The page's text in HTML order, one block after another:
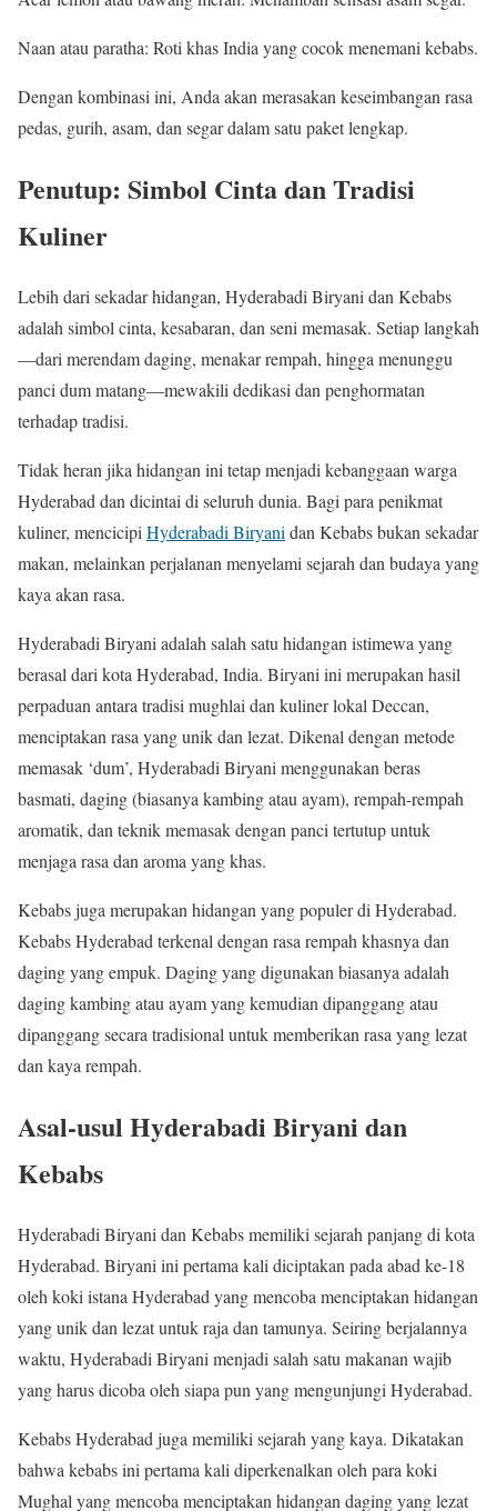
Naan atau paratha: Roti khas India yang cocok menemani kebabs.
Dengan kombinasi ini, Anda akan merasakan keseimbangan rasa
pedas, gurih, asam, dan segar dalam satu paket lengkap.
Penutup: Simbol Cinta dan Tradisi
Kuliner
Lebih dari sekadar hidangan, Hyderabadi Biryani dan Kebabs
adalah simbol cinta, kesabaran, dan seni memasak. Setiap langkah
—dari merendam daging, menakar rempah, hingga menunggu
panci dum matang—mewakili dedikasi dan penghormatan
terhadap tradisi.
Tidak heran jika hidangan ini tetap menjadi kebanggaan warga
Hyderabad dan dicintai di seluruh dunia. Bagi para penikmat
kuliner, mencicipi Hyderabadi Biryani dan Kebabs bukan sekadar
makan, melainkan perjalanan menyelami sejarah dan budaya yang
kaya akan rasa.
Hyderabadi Biryani adalah salah satu hidangan istimewa yang
berasal dari kota Hyderabad, India. Biryani ini merupakan hasil
perpaduan antara tradisi mughlai dan kuliner lokal Deccan,
menciptakan rasa yang unik dan lezat. Dikenal dengan metode
memasak ‘dum’, Hyderabadi Biryani menggunakan beras
basmati, daging (biasanya kambing atau ayam), rempah-rempah
aromatik, dan teknik memasak dengan panci tertutup untuk
menjaga rasa dan aroma yang khas.
Kebabs juga merupakan hidangan yang populer di Hyderabad.
Kebabs Hyderabad terkenal dengan rasa rempah khasnya dan
daging yang empuk. Daging yang digunakan biasanya adalah
daging kambing atau ayam yang kemudian dipanggang atau
dipanggang secara tradisional untuk memberikan rasa yang lezat
dan kaya rempah.
Asal-usul Hyderabadi Biryani dan
Kebabs
Hyderabadi Biryani dan Kebabs memiliki sejarah panjang di kota
Hyderabad. Biryani ini pertama kali diciptakan pada abad ke-18
oleh koki istana Hyderabad yang mencoba menciptakan hidangan
yang unik dan lezat untuk raja dan tamunya. Seiring berjalannya
waktu, Hyderabadi Biryani menjadi salah satu makanan wajib
yang harus dicoba oleh siapa pun yang mengunjungi Hyderabad.
Kebabs Hyderabad juga memiliki sejarah yang kaya. Dikatakan
bahwa kebabs ini pertama kali diperkenalkan oleh para koki
Mughal yang mencoba menciptakan hidangan daging yang lezat